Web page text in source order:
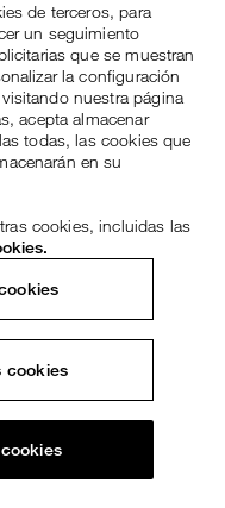
de terceros, para
un seguimiento
que se muestran
la configuración
nuestra página
acepta almacenar
todas, las cookies que
en su
cookies, incluidas las
cookies